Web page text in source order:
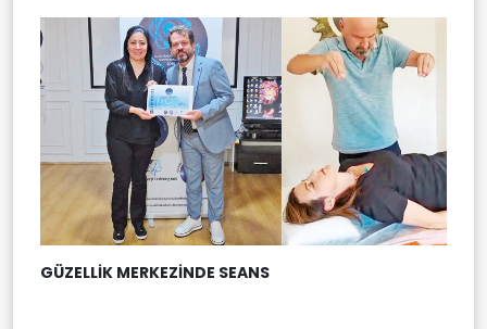
GÜZELLİK MERKEZİNDE SEANS